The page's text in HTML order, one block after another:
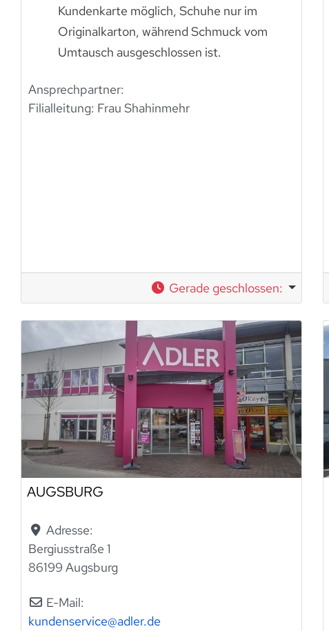
Kundenkarte möglich, Schuhe nur im
Originalkarton, während Schmuck vom
Umtausch ausgeschlossen ist.
Ansprechpartner:
Filialleitung: Frau Shahinmehr
Gerade geschlossen:
AUGSBURG
Adresse:
Bergiusstraße 1
86199 Augsburg
E-Mail:
kundenservice@adler.de